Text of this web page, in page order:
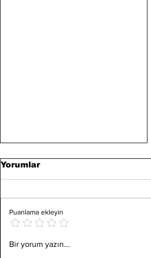
PCR (Polimeraz Zincir
Reaksiyonu) ve
Yorumlar
Puanlama ekleyin
Bir yorum yazın...